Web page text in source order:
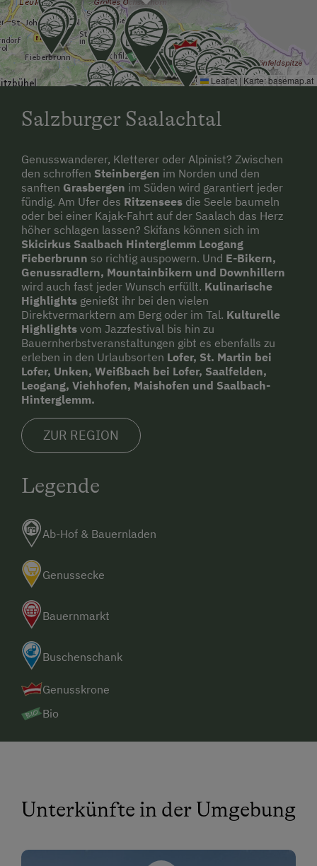
Leaflet | Karte:basemap.at
Salzburger Saalachtal
Genusswanderer, Kletterer oder Alpinist? Zwischen
den schroffen Steinbergen im Norden und den
sanften Grasbergen im Süden wird garantiert jeder
fündig. Am Ufer des Ritzensees die Seele baumeln
oder bei einer Kajak-Fahrt auf der Saalach das Herz
höher schlagen lassen? Skifans können sich im
Skicirkus Saalbach Hinterglemm Leogang
Fieberbrunn so richtig auspowern. Und E-Bikern,
Genussradlern, Mountainbikern und Downhillern
wird auch fast jeder Wunsch erfüllt. Kulinarische
Highlights genießt ihr bei den vielen
Direktvermarktern am Berg oder im Tal. Kulturelle
Highlights vom Jazzfestival bis hin zu
Bauernherbstveranstaltungen gibt es ebenfalls zu
erleben in den Urlaubsorten Lofer, St. Martin bei
Lofer, Unken, Weißbach bei Lofer, Saalfelden,
Leogang, Viehhofen, Maishofen und Saalbach-
Hinterglemm.
ZUR REGION
Legende
Ab-Hof & Bauernladen
Genussecke
Bauernmarkt
Buschenschank
Genusskrone
Bio
Unterkünfte in der Umgebung